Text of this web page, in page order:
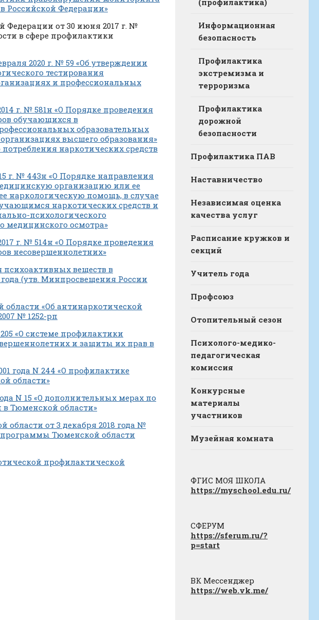
Российской Федерации»
Федерации от 30 июня 2017 г. №
в сфере профилактики
2020 г. № 59 «Об утверждении
тестирования
и профессиональных
г. № 581н «О Порядке проведения
обучающихся в
образовательных
высшего образования»
наркотических средств
г. № 443н «О Порядке направления
организацию или ее
наркологическую помощь, в случае
наркотических средств и
психологического
медицинского осмотра»
г. № 514н «О Порядке проведения
несовершеннолетних»
веществ в
года (утв. Минпросвещения России
«Об антинаркотической
№ 1252-рп
«О системе профилактики
и защиты их прав в
года N 244 «О профилактике
области»
N 15 «О дополнительных мерах по
в Тюменской области»
области от 3 декабря 2018 года №
программы Тюменской области
профилактической
(профилактика)
Информационная
безопасность
Профилактика
экстремизма и
терроризма
Профилактика
дорожной
безопасности
Профилактика ПАВ
Наставничество
Независимая оценка
качества услуг
Расписание кружков и
секций
Учитель года
Профсоюз
Отопительный сезон
Психолого-медико-
педагогическая
комиссия
Конкурсные
материалы
участников
Музейная комната
ФГИС МОЯ ШКОЛА
https://myschool.edu.ru/
СФЕРУМ
https://sferum.ru/?
p=start
ВК Мессенджер
https://web.vk.me/